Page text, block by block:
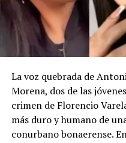
La voz quebrada de
Morena, dos de las
crimen de Florencio
más duro y humano de
conurbano bonaerense.